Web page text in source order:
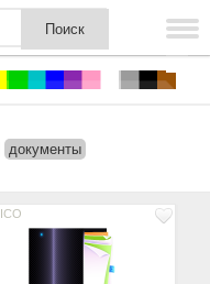
документы
ICO